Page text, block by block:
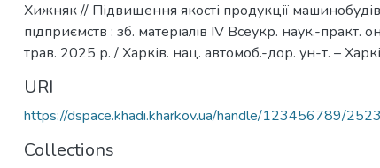
Хижняк // Підвищення якості продукції
підприємств : зб. матеріалів ІV Всеукр. наук.-практ.
трав. 2025 р. / Харків. нац. автомоб.-дор. ун-т. –
URI
https://dspace.khadi.kharkov.ua/handle/123456789/
Collections